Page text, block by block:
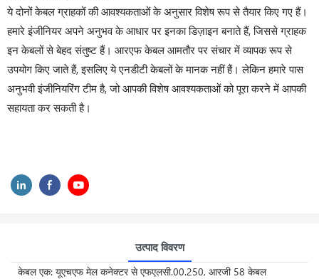
ये दोनों केबल ग्राहकों की आवश्यकताओं के अनुसार विशेष रूप से तैयार किए गए हैं।
हमारे इंजीनियर अपने अनुभव के आधार पर इनका डिज़ाइन बनाते हैं, जिससे ग्राहक
इन केबलों से बेहद संतुष्ट हैं। आरएफ केबल आमतौर पर संचार में व्यापक रूप से
उपयोग किए जाते हैं, इसलिए ये एनडीटी केबलों के मानक नहीं हैं। लेकिन हमारे पास
अनुभवी इंजीनियरिंग टीम है, जो आपकी विशेष आवश्यकताओं को पूरा करने में आपकी
सहायता कर सकती है।
उत्पाद विवरण
केबल एक: यूएचएफ मेल कनेक्टर से एफएलसी.00.250, आरजी 58 केबल